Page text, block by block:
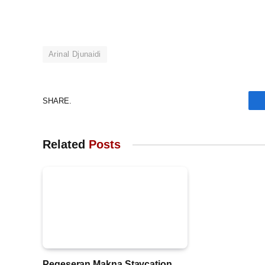
Arinal Djunaidi
SHARE.
Related Posts